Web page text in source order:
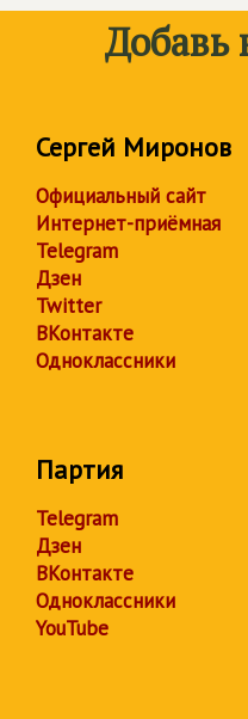
Добавь
Сергей Миронов
Официальный сайт
Интернет-приёмная
Telegram
Дзен
Twitter
ВКонтакте
Одноклассники
Партия
Telegram
Дзен
ВКонтакте
Одноклассники
YouTube